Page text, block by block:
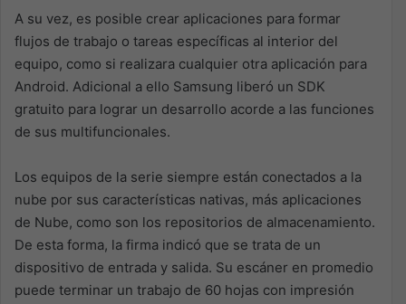
A su vez, es posible crear aplicaciones para formar
flujos de trabajo o tareas específicas al interior del
equipo, como si realizara cualquier otra aplicación para
Android. Adicional a ello Samsung liberó un SDK
gratuito para lograr un desarrollo acorde a las funciones
de sus multifuncionales.
Los equipos de la serie siempre están conectados a la
nube por sus características nativas, más aplicaciones
de Nube, como son los repositorios de almacenamiento.
De esta forma, la firma indicó que se trata de un
dispositivo de entrada y salida. Su escáner en promedio
puede terminar un trabajo de 60 hojas con impresión